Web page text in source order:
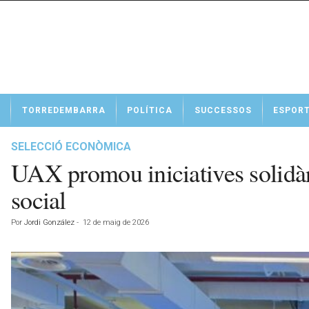
t
TORREDEMBARRA POLÍTICA SUCCESSOS
SELECCIÓ ECONÒMICA
UAX promou iniciatives
social
Por Jordi González - 12 de maig de 2026